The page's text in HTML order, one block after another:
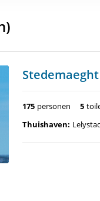
Stedemaeght
175 personen 5
Thuishaven: